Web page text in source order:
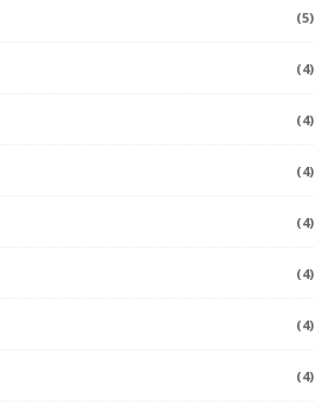
(5)
(4)
(4)
(4)
(4)
(4)
(4)
(4)